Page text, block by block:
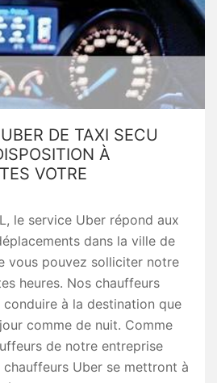
DE TAXI SECU
À
VOTRE
le service Uber répond aux
dans la ville de
vous pouvez solliciter notre
heures. Nos chauffeurs
à la destination que
comme de nuit. Comme
de notre entreprise
chauffeurs Uber se mettront à